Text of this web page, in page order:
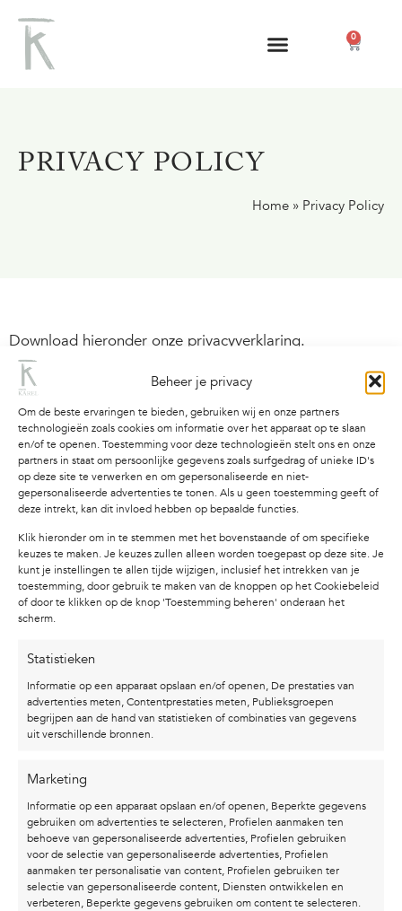
Beheer je privacy
Om de beste ervaringen te bieden, gebruiken wij en onze partners
technologieën zoals cookies om informatie over het apparaat op te slaan
en/of te openen. Toestemming voor deze technologieën stelt ons en onze
partners in staat om persoonlijke gegevens zoals surfgedrag of unieke ID's
op deze site te verwerken en om gepersonaliseerde en niet-
gepersonaliseerde advertenties te tonen. Als u geen toestemming geeft of
deze intrekt, kan dit invloed hebben op bepaalde functies.
Klik hieronder om in te stemmen met het bovenstaande of om specifieke
keuzes te maken. Je keuzes zullen alleen worden toegepast op deze site. Je
kunt je instellingen te allen tijde wijzigen, inclusief het intrekken van je
toestemming, door gebruik te maken van de knoppen op het Cookiebeleid
of door te klikken op de knop 'Toestemming beheren' onderaan het
scherm.
Statistieken
Informatie op een apparaat opslaan en/of openen, De prestaties van
advertenties meten, Contentprestaties meten, Publieksgroepen
begrijpen aan de hand van statistieken of combinaties van gegevens
uit verschillende bronnen.
Marketing
Informatie op een apparaat opslaan en/of openen, Beperkte gegevens
gebruiken om advertenties te selecteren, Profielen aanmaken ten
behoeve van gepersonaliseerde advertenties, Profielen gebruiken
voor de selectie van gepersonaliseerde advertenties, Profielen
aanmaken ter personalisatie van content, Profielen gebruiken ter
selectie van gepersonaliseerde content, Diensten ontwikkelen en
verbeteren, Beperkte gegevens gebruiken om content te selecteren.
0
PRIVACY POLICY
Home » Privacy Policy
Download hieronder onze privacyverklaring.
KLIK HIER
OVER STUDIO KAREL
Leenderweg 4a
5583 TC Waalre
T | +316 182 148 03